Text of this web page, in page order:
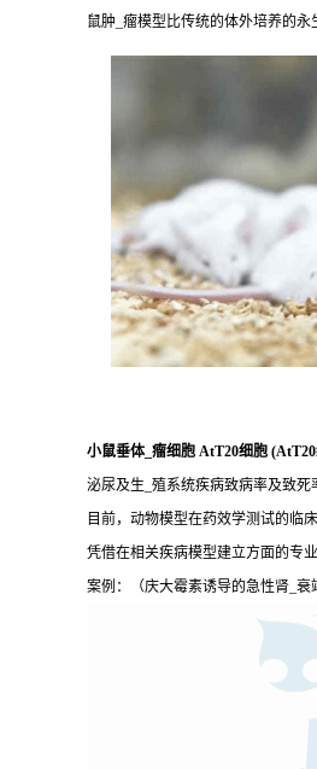
鼠肿_瘤模型比传统的体外培养的永
小鼠垂体_瘤细胞 AtT20细胞
泌尿及生_殖系统疾病致病率及致死
目前，动物模型在药效学测试的临
凭借在相关疾病模型建立方面的专
案例：（庆大霉素诱导的急性肾_衰